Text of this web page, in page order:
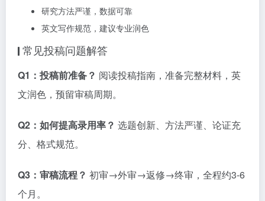
研究方法严谨，数据可靠
英文写作规范，建议专业润色
常见投稿问题解答
Q1：投稿前准备？ 阅读投稿指南，准备完整材料，英
文润色，预留审稿周期。
Q2：如何提高录用率？ 选题创新、方法严谨、论证充
分、格式规范。
Q3：审稿流程？ 初审→外审→返修→终审，全程约3-6
个月。